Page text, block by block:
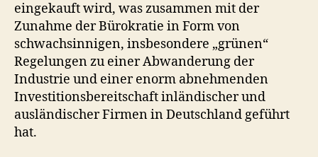
eingekauft wird, was zusammen mit der
Zunahme der Bürokratie in Form von
schwachsinnigen, insbesondere „grünen“
Regelungen zu einer Abwanderung der
Industrie und einer enorm abnehmenden
Investitionsbereitschaft inländischer und
ausländischer Firmen in Deutschland geführt
hat.